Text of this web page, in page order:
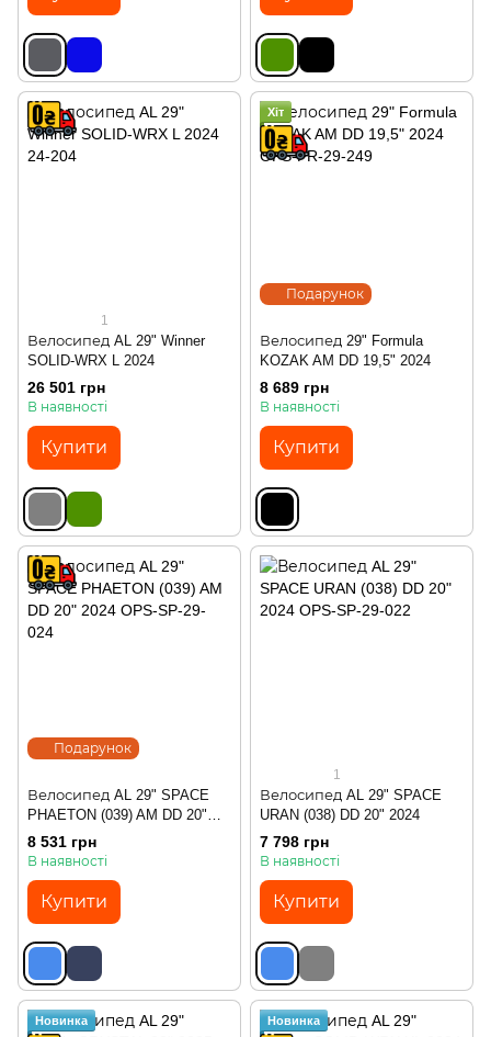
1
Велосипед AL 29" Winner
SOLID-WRX L 2024
26 501 грн
В наявності
Купити
Подарунок
Хіт
Велосипед 29" Formula
KOZAK AM DD 19,5" 2024
8 689 грн
В наявності
Купити
Подарунок
Велосипед AL 29" SPACE
PHAETON (039) AM DD 20"
2024
8 531 грн
В наявності
Купити
1
Велосипед AL 29" SPACE
URAN (038) DD 20" 2024
7 798 грн
В наявності
Купити
Новинка Новинка